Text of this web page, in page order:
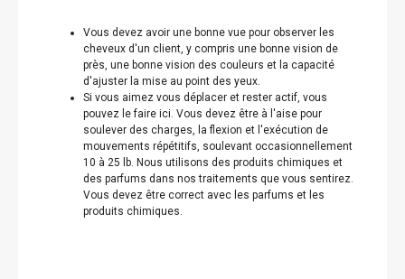
Vous devez avoir une bonne vue pour observer les
cheveux d'un client, y compris une bonne vision de
près, une bonne vision des couleurs et la capacité
d'ajuster la mise au point des yeux.
Si vous aimez vous déplacer et rester actif, vous
pouvez le faire ici. Vous devez être à l'aise pour
soulever des charges, la flexion et l'exécution de
mouvements répétitifs, soulevant occasionnellement
10 à 25 lb. Nous utilisons des produits chimiques et
des parfums dans nos traitements que vous sentirez.
Vous devez être correct avec les parfums et les
produits chimiques.